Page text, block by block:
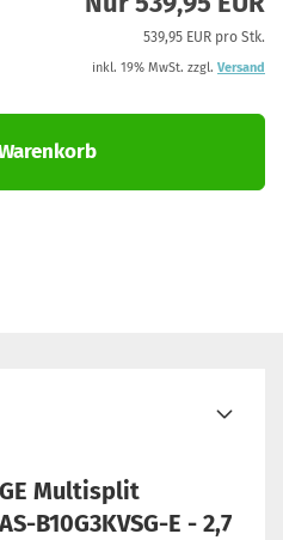
539,95 EUR pro Stk.
inkl. 19% MwSt. zzgl. Versand
Multisplit
B10G3KVSG-E - 2,7